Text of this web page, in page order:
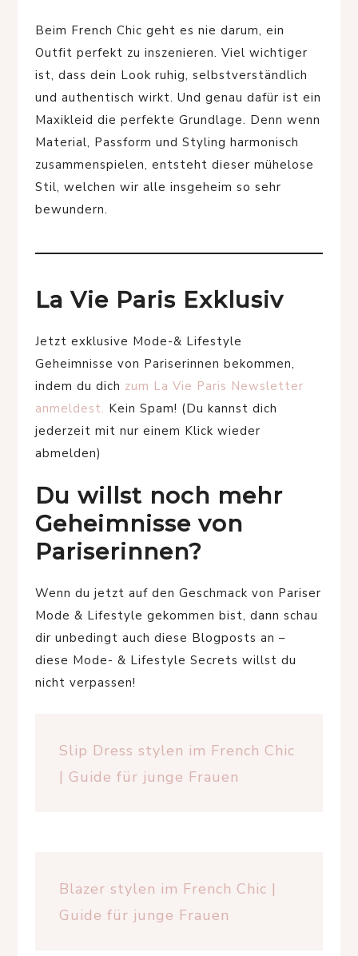
Beim French Chic geht es nie darum, ein
Outfit perfekt zu inszenieren. Viel wichtiger
ist, dass dein Look ruhig, selbstverständlich
und authentisch wirkt. Und genau dafür ist ein
Maxikleid die perfekte Grundlage. Denn wenn
Material, Passform und Styling harmonisch
zusammenspielen, entsteht dieser mühelose
Stil, welchen wir alle insgeheim so sehr
bewundern.
La Vie Paris Exklusiv
Jetzt exklusive Mode-& Lifestyle
Geheimnisse von Pariserinnen bekommen,
indem du dich zum La Vie Paris Newsletter
anmeldest. Kein Spam! (Du kannst dich
jederzeit mit nur einem Klick wieder
abmelden)
Du willst noch mehr
Geheimnisse von
Pariserinnen?
Wenn du jetzt auf den Geschmack von Pariser
Mode & Lifestyle gekommen bist, dann schau
dir unbedingt auch diese Blogposts an –
diese Mode- & Lifestyle Secrets willst du
nicht verpassen!
Slip Dress stylen im French Chic
| Guide für junge Frauen
Blazer stylen im French Chic |
Guide für junge Frauen